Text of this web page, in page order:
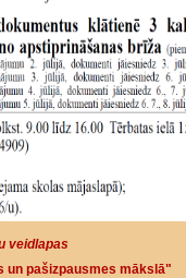
veidlapas
un pašizpausmes mākslā"